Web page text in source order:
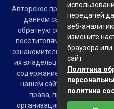
Авторское право © Все
данном сайте взяты из
обратную ссылку на
посетителями сайта и
ознакомительных целях.
их владельцам.
содержание материала не
нашем сайте материалы,
права, принадлежащие
организации, пожалуйста,
передачей
веб-
измените
браузера или
сайт.
Политика
политика